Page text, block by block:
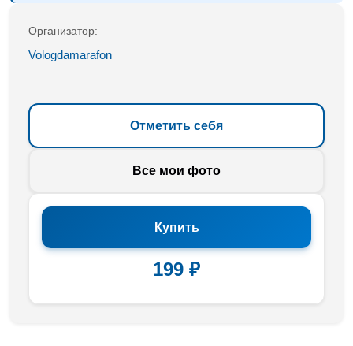
Организатор:
Vologdamarafon
Отметить себя
Все мои фото
Купить
199 ₽